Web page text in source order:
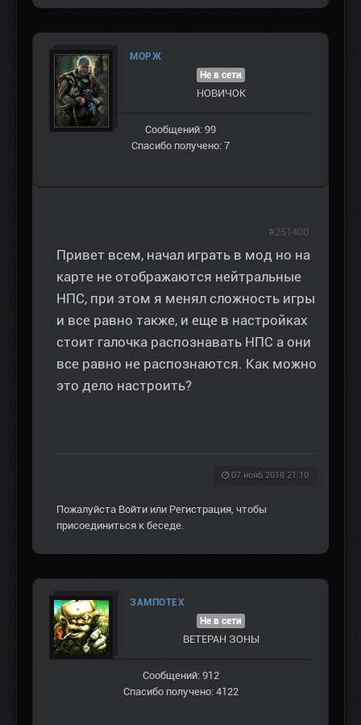
МОРЖ
Не в сети
НОВИЧОК
Сообщений: 99
Спасибо получено: 7
Привет всем, начал играть в мод но на
карте не отображаются нейтральные
НПС, при этом я менял сложность игры
и все равно также, и еще в настройках
стоит галочка распознавать НПС а они
все равно не распознаются. Как можно
это дело настроить?
07 нояб 2018 21:10
#251400
Пожалуйста Войти или Регистрация, чтобы
присоединиться к беседе.
ЗАМПОТЕХ
Не в сети
ВЕТЕРАН ЗOНЫ
Сообщений: 912
Спасибо получено: 4122